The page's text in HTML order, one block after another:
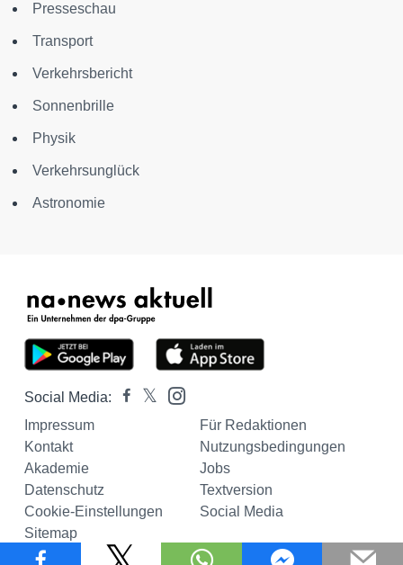
Presseschau
Transport
Verkehrsbericht
Sonnenbrille
Physik
Verkehrsunglück
Astronomie
Social Media:
Impressum
Für Redaktionen
Kontakt
Nutzungsbedingungen
Akademie
Jobs
Datenschutz
Textversion
Cookie-Einstellungen
Social Media
Sitemap